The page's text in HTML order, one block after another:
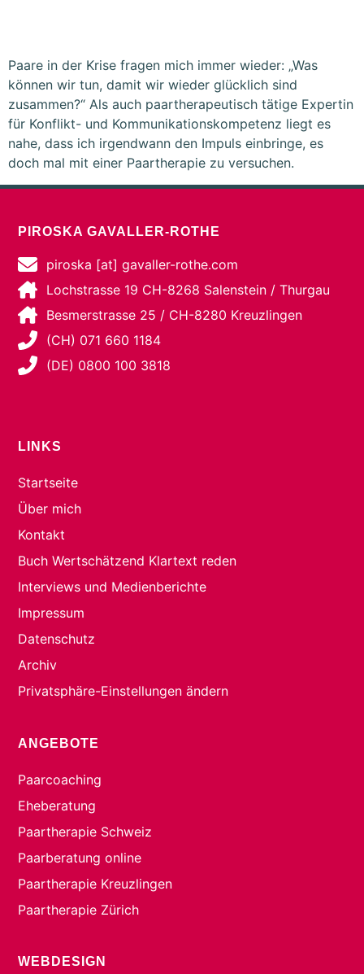
Paare in der Krise fragen mich immer wieder: „Was
können wir tun, damit wir wieder glücklich sind
zusammen?“ Als auch paartherapeutisch tätige Expertin
für Konflikt- und Kommunikationskompetenz liegt es
nahe, dass ich irgendwann den Impuls einbringe, es
doch mal mit einer Paartherapie zu versuchen.
PIROSKA GAVALLER-ROTHE
piroska [at] gavaller-rothe.com
Lochstrasse 19 CH-8268 Salenstein / Thurgau
Besmerstrasse 25 / CH-8280 Kreuzlingen
(CH) 071 660 1184
(DE) 0800 100 3818
LINKS
Startseite
Über mich
Kontakt
Buch Wertschätzend Klartext reden
Interviews und Medienberichte
Impressum
Datenschutz
Archiv
Privatsphäre-Einstellungen ändern
ANGEBOTE
Paarcoaching
Eheberatung
Paartherapie Schweiz
Paarberatung online
Paartherapie Kreuzlingen
Paartherapie Zürich
WEBDESIGN